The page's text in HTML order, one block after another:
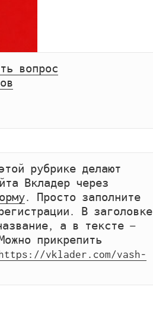
вопрос
рубрике делают
. Просто заполните
В заголовке
а в тексте —
прикрепить
vklader.com/vash-